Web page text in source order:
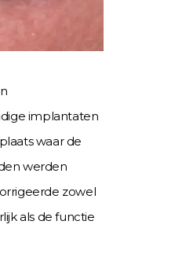
implantaten
waar de
werden
zowel
als de functie